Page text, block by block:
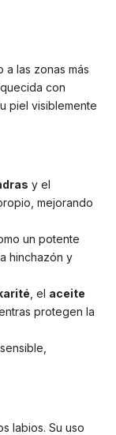
las zonas más
con
piel visiblemente
y el
mejorando
un potente
hinchazón y
, el aceite
protegen la
labios. Su uso